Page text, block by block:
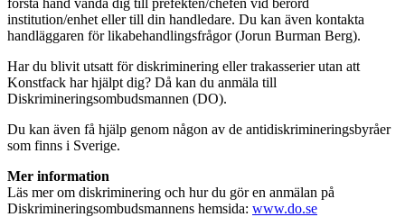
institution/enhet eller till din handledare. Du kan även kontakta
handläggaren för likabehandlingsfrågor (Jorun Burman Berg).
Har du blivit utsatt för diskriminering eller trakasserier utan att
Konstfack har hjälpt dig? Då kan du anmäla till
Diskrimineringsombudsmannen (DO).
Du kan även få hjälp genom någon av de antidiskrimineringsbyråer
som finns i Sverige.
Mer information
Läs mer om diskriminering och hur du gör en anmälan på
Diskrimineringsombudsmannens hemsida: www.do.se